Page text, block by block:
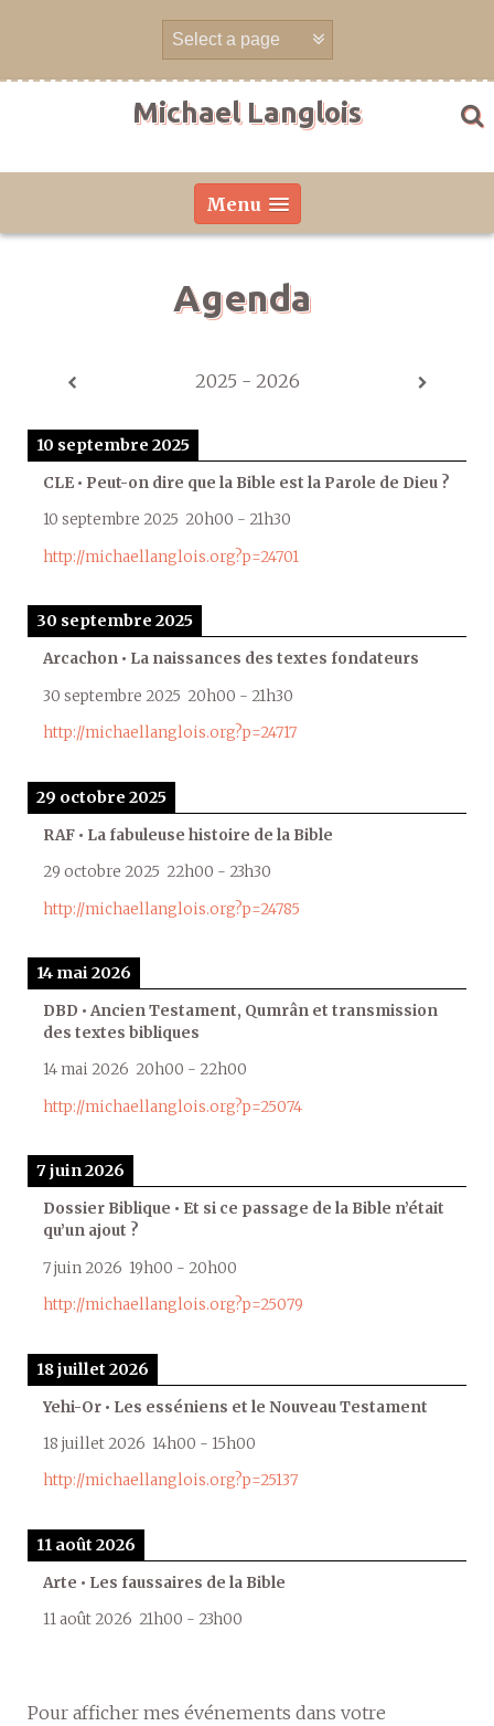
Michael Langlois
Menu
Agenda
2025 - 2026
10 septembre 2025
CLE • Peut-on dire que la Bible est la Parole de Dieu ?
10 septembre 2025 20h00 - 21h30
http://michaellanglois.org?p=24701
30 septembre 2025
Arcachon • La naissances des textes fondateurs
30 septembre 2025 20h00 - 21h30
http://michaellanglois.org?p=24717
29 octobre 2025
RAF • La fabuleuse histoire de la Bible
29 octobre 2025 22h00 - 23h30
http://michaellanglois.org?p=24785
14 mai 2026
DBD • Ancien Testament, Qumrân et transmission
des textes bibliques
14 mai 2026 20h00 - 22h00
http://michaellanglois.org?p=25074
7 juin 2026
Dossier Biblique • Et si ce passage de la Bible n’était
qu’un ajout ?
7 juin 2026 19h00 - 20h00
http://michaellanglois.org?p=25079
18 juillet 2026
Yehi-Or • Les esséniens et le Nouveau Testament
18 juillet 2026 14h00 - 15h00
http://michaellanglois.org?p=25137
11 août 2026
Arte • Les faussaires de la Bible
11 août 2026 21h00 - 23h00
Pour afficher mes événements dans votre